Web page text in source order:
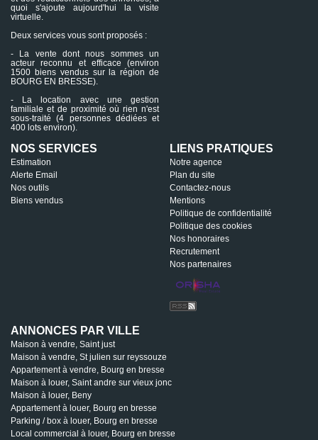
quoi s'ajoute aujourd'hui la visite
virtuelle.
Deux services vous sont proposés :
- La vente dont nous sommes un
acteur reconnu et efficace (environ
1500 biens vendus sur la région de
BOURG EN BRESSE).
- La location avec une gestion
familiale et de proximité où rien n'est
sous-traité (4 personnes dédiées et
400 lots environ).
NOS SERVICES
Estimation
Alerte Email
Nos outils
Biens vendus
LIENS PRATIQUES
Notre agence
Plan du site
Contactez-nous
Mentions
Politique de confidentialité
Politique des cookies
Nos honoraires
Recrutement
Nos partenaires
ANNONCES PAR VILLE
Maison à vendre, Saint just
Maison à vendre, St julien sur reyssouze
Appartement à vendre, Bourg en bresse
Maison à louer, Saint andre sur vieux jonc
Maison à louer, Beny
Appartement à louer, Bourg en bresse
Parking / box à louer, Bourg en bresse
Local commercial à louer, Bourg en bresse